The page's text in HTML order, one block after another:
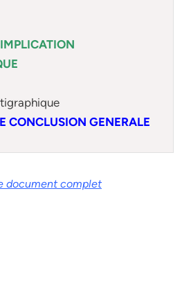
CONCLUSION GENERALE
document complet